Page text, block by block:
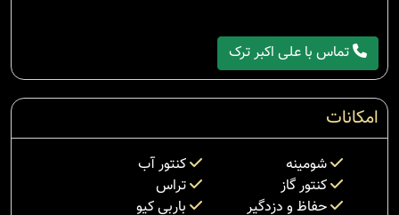
تماس با علی اکبر ترک
امکانات
شومینه
کنتور آب
کنتور گاز
تراس
حفاظ و دزدگیر
باربی کیو